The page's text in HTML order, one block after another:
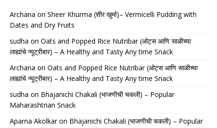
Archana on Sheer Khurma (शीर खुर्मा)– Vermicelli Pudding with
Dates and Dry Fruits
sudha on Oats and Popped Rice Nutribar (ओट्स आणि साळीच्या
लाह्यांचे न्यूट्रीबार) – A Healthy and Tasty Any time Snack
Archana on Oats and Popped Rice Nutribar (ओट्स आणि साळीच्या
लाह्यांचे न्यूट्रीबार) – A Healthy and Tasty Any time Snack
sudha on Bhajanichi Chakali (भाजणीची चकली) – Popular
Maharashtrian Snack
Aparna Akolkaron Bhajanichi Chakali (भाजणीची चकली) – Popular